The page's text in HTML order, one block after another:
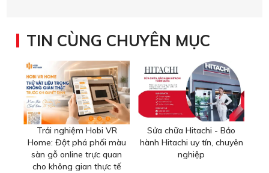
TIN CÙNG CHUYÊN MỤC
Trải nghiệm Hobi VR
Home: Đột phá phối màu
sàn gỗ online trực quan
cho không gian thực tế
Sửa chữa Hitachi - Bảo
hành Hitachi uy tín, chuyên
nghiệp